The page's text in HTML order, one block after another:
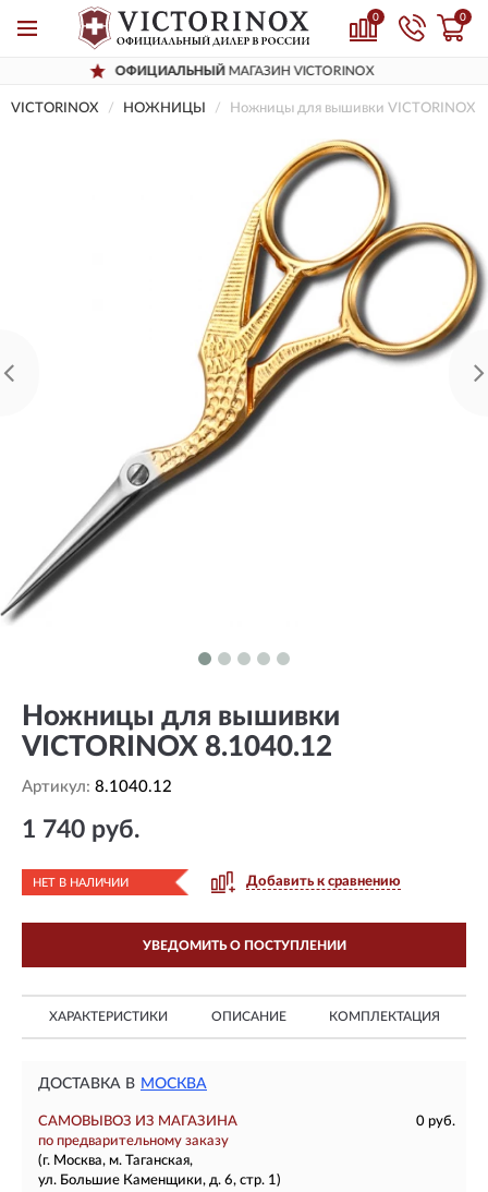
0 0
ОФИЦИАЛЬНЫЙМАГАЗИН VICTORINOX
VICTORINOX НОЖНИЦЫ Ножницы для вышивки VICTORINOX
Ножницы для вышивки
VICTORINOX 8.1040.12
Артикул: 8.1040.12
1 740 руб.
НЕТ В НАЛИЧИИ Добавить к сравнению
УВЕДОМИТЬ О ПОСТУПЛЕНИИ
ХАРАКТЕРИСТИКИ ОПИСАНИЕ КОМПЛЕКТАЦИЯ
ДОСТАВКА В МОСКВА
САМОВЫВОЗ ИЗ МАГАЗИНА
0 руб.
по предварительному заказу
(г. Москва, м. Таганская,
ул. Большие Каменщики, д. 6, стр. 1)